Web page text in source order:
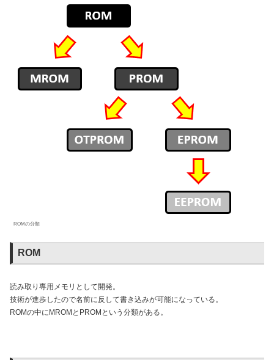
ROMの分類
ROM
読み取り専用メモリとして開発。
技術が進歩したので名前に反して書き込みが可能になっている。
ROMの中にMROMとPROMという分類がある。